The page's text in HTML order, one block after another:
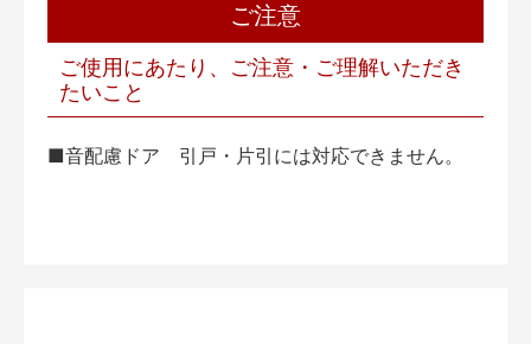
ご注意
ご使用にあたり、ご注意・ご理解いただき
たいこと
■音配慮ドア 引戸・片引には対応できません。